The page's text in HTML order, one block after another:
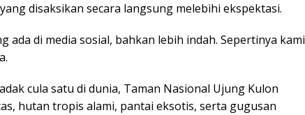
disaksikan secara langsung melebihi ekspektasi.
ada di media sosial, bahkan lebih indah. Sepertinya kami
cula satu di dunia, Taman Nasional Ujung Kulon
hutan tropis alami, pantai eksotis, serta gugusan